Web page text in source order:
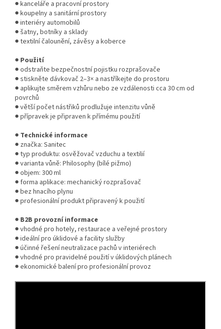
● kanceláře a pracovní prostory
● koupelny a sanitární prostory
● interiéry automobilů
● šatny, botníky a sklady
● textilní čalounění, závěsy a koberce
● Použití
● odstraňte bezpečnostní pojistku rozprašovače
● stiskněte dávkovač 2–3× a nastříkejte do prostoru
● aplikujte směrem vzhůru nebo ze vzdálenosti cca 30 cm od
povrchů
● větší počet nástřiků prodlužuje intenzitu vůně
● přípravek je připraven k přímému použití
● Technické informace
● značka: Sanitec
● typ produktu: osvěžovač vzduchu a textilií
● varianta vůně: Philosophy (bílé pižmo)
● objem: 300 ml
● forma aplikace: mechanický rozprašovač
● bez hnacího plynu
● profesionální produkt připravený k použití
● B2B provozní informace
● vhodné pro hotely, restaurace a veřejné prostory
● ideální pro úklidové a facility služby
● účinné řešení neutralizace pachů v interiérech
● vhodné pro pravidelné použití v úklidových plánech
● ekonomické balení pro profesionální provoz